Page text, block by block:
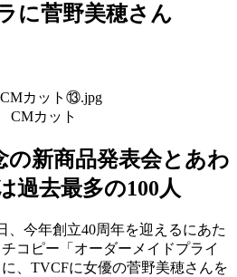
に菅野美穂さん
CMカット
の新商品発表会とあわ
過去最多の100人
今年創立40周年を迎えるにあた
コピー「オーダーメイドプライ
、TVCFに女優の菅野美穂さんを